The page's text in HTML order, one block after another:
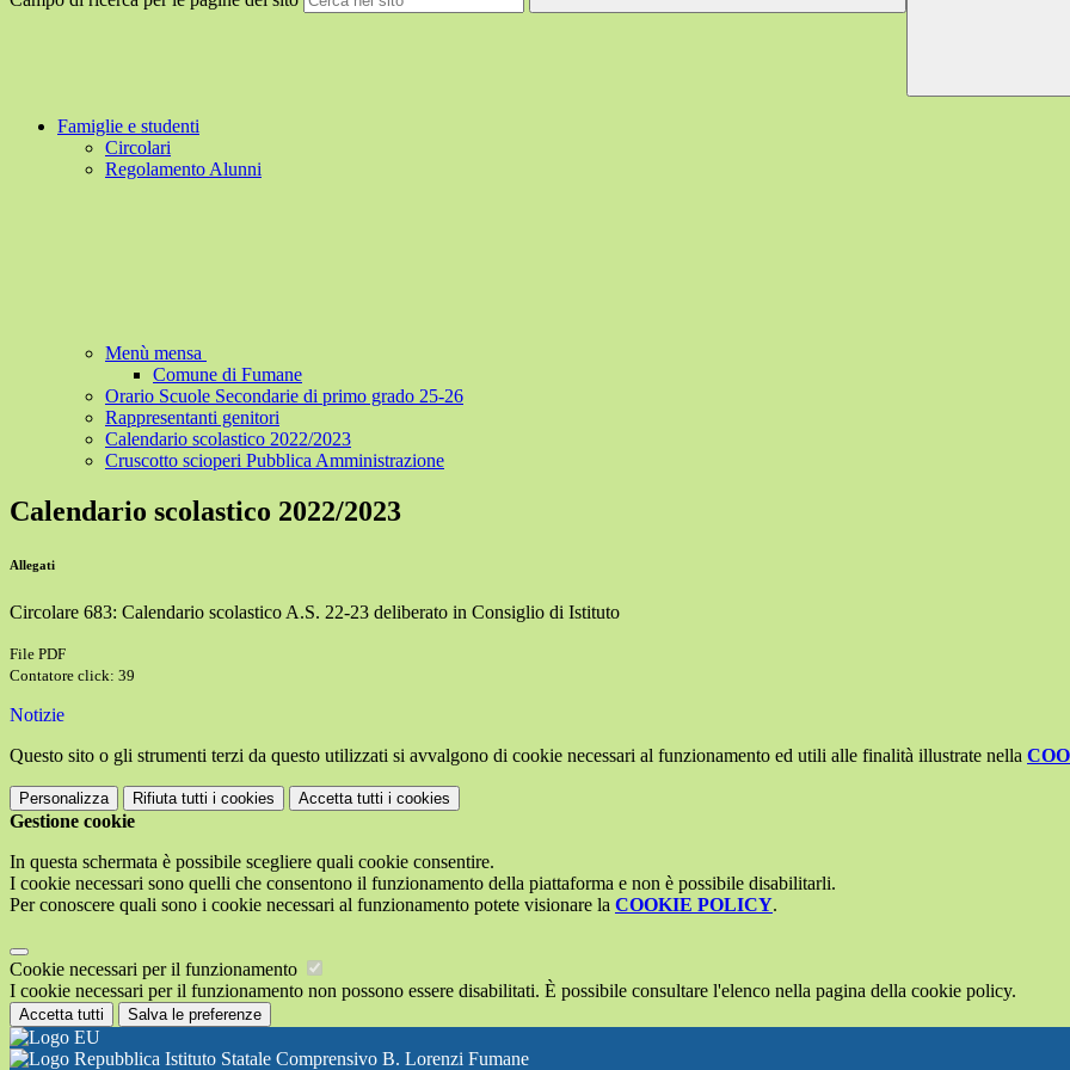
Famiglie e studenti
Circolari
Regolamento Alunni
Menù mensa
Comune di Fumane
Orario Scuole Secondarie di primo grado 25-26
Rappresentanti genitori
Calendario scolastico 2022/2023
Cruscotto scioperi Pubblica Amministrazione
Calendario scolastico 2022/2023
Allegati
Circolare 683: Calendario scolastico A.S. 22-23 deliberato in Consiglio di Istituto
File PDF
Contatore click: 39
Notizie
Questo sito o gli strumenti terzi da questo utilizzati si avvalgono di cookie necessari al funzionamento ed utili alle finalità illustrate nella
Personalizza Rifiuta tutti i cookies Accetta tutti i cookies
Gestione cookie
In questa schermata è possibile scegliere quali cookie consentire.
I cookie necessari sono quelli che consentono il funzionamento della piattaforma e non è possibile disabilitarli.
Per conoscere quali sono i cookie necessari al funzionamento potete visionare la COOKIE POLICY.
Cookie necessari per il funzionamento
I cookie necessari per il funzionamento non possono essere disabilitati. È possibile consultare l'elenco nella pagina della cookie policy.
Accetta tutti Salva le preferenze
Istituto Statale Comprensivo B. Lorenzi Fumane